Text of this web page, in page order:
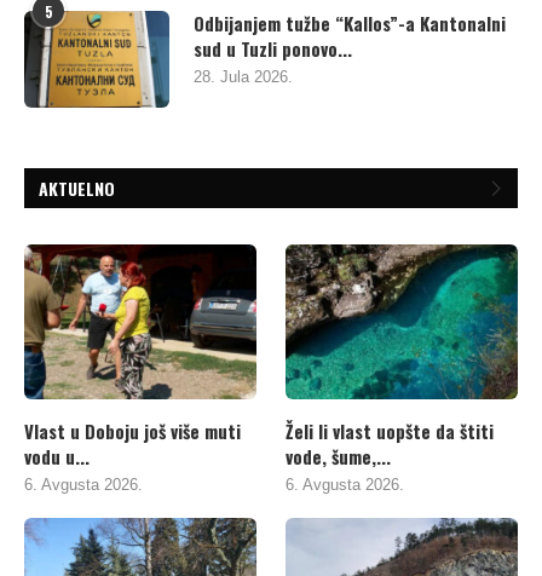
5
Odbijanjem tužbe “Kallos”-a Kantonalni
sud u Tuzli ponovo...
28. Jula 2026.
AKTUELNO
Vlast u Doboju još više muti
vodu u...
6. Avgusta 2026.
Želi li vlast uopšte da štiti
vode, šume,...
6. Avgusta 2026.